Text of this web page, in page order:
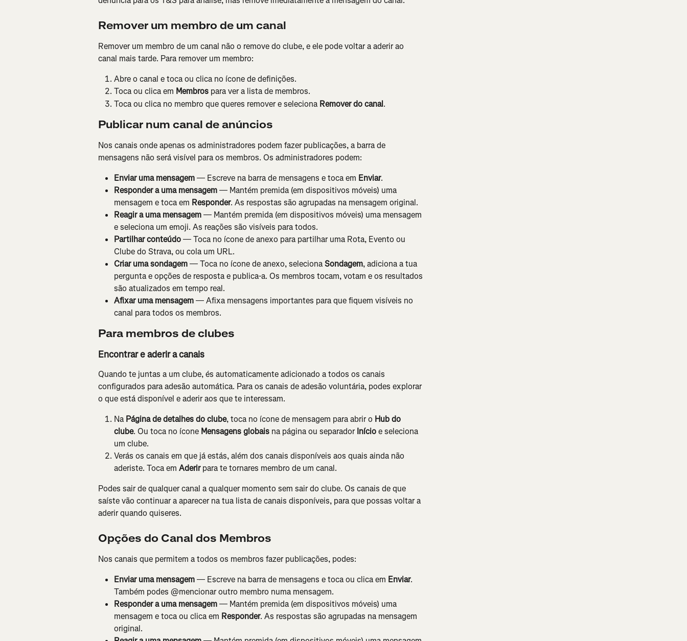
Remover um membro de um canal
Remover um membro de um canal não o remove do clube, e ele pode voltar a aderir ao
canal mais tarde. Para remover um membro:
Abre o canal e toca ou clica no ícone de definições.
Toca ou clica em Membros para ver a lista de membros.
Toca ou clica no membro que queres remover e seleciona Remover do canal.
Publicar num canal de anúncios
Nos canais onde apenas os administradores podem fazer publicações, a barra de
mensagens não será visível para os membros. Os administradores podem:
Enviar uma mensagem — Escreve na barra de mensagens e toca em Enviar.
Responder a uma mensagem — Mantém premida (em dispositivos móveis) uma
mensagem e toca em Responder. As respostas são agrupadas na mensagem original.
Reagir a uma mensagem — Mantém premida (em dispositivos móveis) uma mensagem
e seleciona um emoji. As reações são visíveis para todos.
Partilhar conteúdo — Toca no ícone de anexo para partilhar uma Rota, Evento ou
Clube do Strava, ou cola um URL.
Criar uma sondagem — Toca no ícone de anexo, seleciona Sondagem, adiciona a tua
pergunta e opções de resposta e publica-a. Os membros tocam, votam e os resultados
são atualizados em tempo real.
Afixar uma mensagem — Afixa mensagens importantes para que fiquem visíveis no
canal para todos os membros.
Para membros de clubes
Encontrar e aderir a canais
Quando te juntas a um clube, és automaticamente adicionado a todos os canais
configurados para adesão automática. Para os canais de adesão voluntária, podes explorar
o que está disponível e aderir aos que te interessam.
Na Página de detalhes do clube, toca no ícone de mensagem para abrir o Hub do
clube. Ou toca no ícone Mensagens globais na página ou separador Início e seleciona
um clube.
Verás os canais em que já estás, além dos canais disponíveis aos quais ainda não
aderiste. Toca em Aderir para te tornares membro de um canal.
Podes sair de qualquer canal a qualquer momento sem sair do clube. Os canais de que
saíste vão continuar a aparecer na tua lista de canais disponíveis, para que possas voltar a
aderir quando quiseres.
Opções do Canal dos Membros
Nos canais que permitem a todos os membros fazer publicações, podes:
Enviar uma mensagem — Escreve na barra de mensagens e toca ou clica em Enviar.
Também podes @mencionar outro membro numa mensagem.
Responder a uma mensagem — Mantém premida (em dispositivos móveis) uma
mensagem e toca ou clica em Responder. As respostas são agrupadas na mensagem
original.